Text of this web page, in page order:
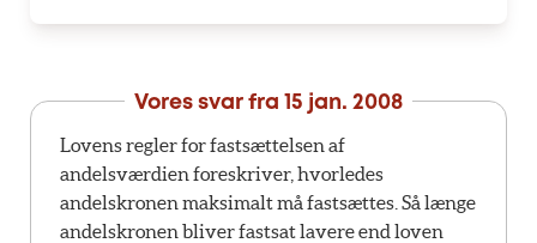
Vores svar fra 15 jan. 2008
Lovens regler for fastsættelsen af
andelsværdien foreskriver, hvorledes
andelskronen maksimalt må fastsættes. Så længe
andelskronen bliver fastsat lavere end loven